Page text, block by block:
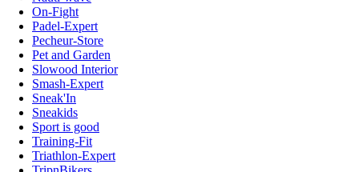
On-Fight
Padel-Expert
Pecheur-Store
Pet and Garden
Slowood Interior
Smash-Expert
Sneak'In
Sneakids
Sport is good
Training-Fit
Triathlon-Expert